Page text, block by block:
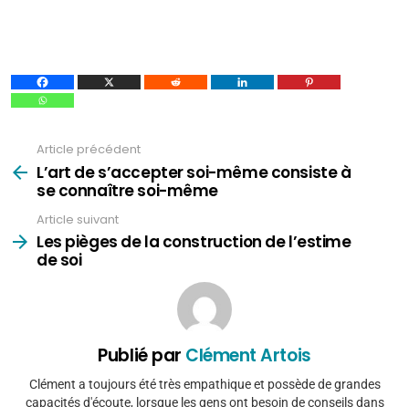
plus
Article précédent
L’art de s’accepter soi-même consiste à
se connaître soi-même
Article suivant
Les pièges de la construction de l’estime
de soi
Publié par Clément Artois
Clément a toujours été très empathique et possède de grandes
capacités d'écoute, lorsque les gens ont besoin de conseils dans